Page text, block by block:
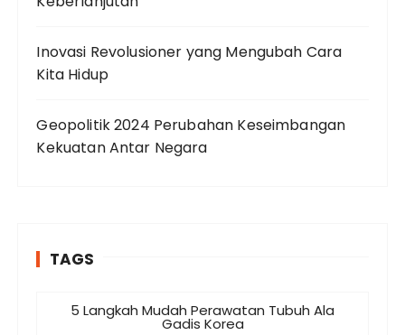
Inovasi Revolusioner yang Mengubah Cara
Kita Hidup
Geopolitik 2024 Perubahan Keseimbangan
Kekuatan Antar Negara
TAGS
5 Langkah Mudah Perawatan Tubuh Ala
Gadis Korea